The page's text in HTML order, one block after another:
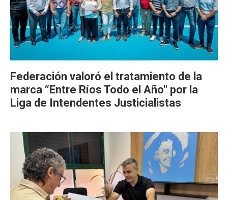
Federación valoró el tratamiento de la
marca “Entre Ríos Todo el Año" por la
Liga de Intendentes Justicialistas